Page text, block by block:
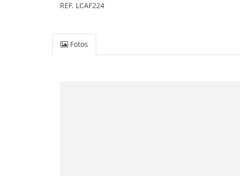
REF. LCAF224
Fotos